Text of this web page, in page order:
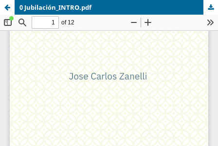
0 Jubilación_INTRO.pdf